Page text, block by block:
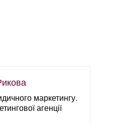
маркетингу.
агенції